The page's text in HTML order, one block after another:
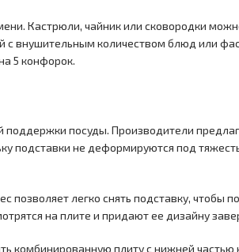
Кастрюли, чайник или сковородки
с внушительным количеством блюд или
5 конфорок.
посуды. Производители
подставки не деформируются под
позволяет легко снять подставку, чтобы
на плите и придают ее дизайну
комбинированную плиту с нижней частью